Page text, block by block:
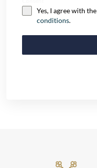
Yes, I agree with the
conditions.